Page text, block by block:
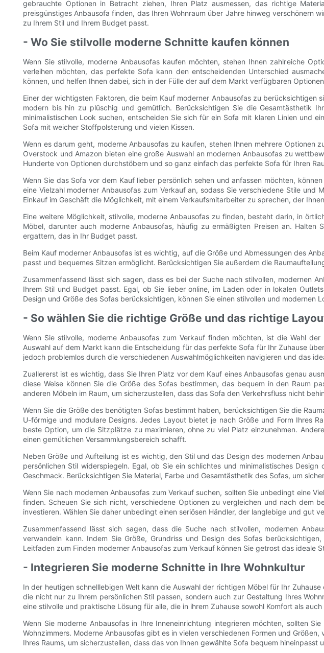
gebrauchte Optionen in Betracht ziehen, Ihren Platz ausmessen, das richtige
preisgünstiges Anbausofa finden, das Ihren Wohnraum über Jahre hinweg verschönern
zu Ihrem Stil und Ihrem Budget passt.
- Wo Sie stilvolle moderne Schnitte kaufen können
Wenn Sie stilvolle, moderne Anbausofas kaufen möchten, stehen Ihnen zahlreiche
verleihen möchten, das perfekte Sofa kann den entscheidenden Unterschied
können, und helfen Ihnen dabei, sich in der Fülle der auf dem Markt verfügbaren
Einer der wichtigsten Faktoren, die beim Kauf moderner Anbausofas zu
modern bis hin zu plüschig und gemütlich. Berücksichtigen Sie die Gesamtästhetik
minimalistischen Look suchen, entscheiden Sie sich für ein Sofa mit klaren Linien und
Sofa mit weicher Stoffpolsterung und vielen Kissen.
Wenn es darum geht, moderne Anbausofas zu kaufen, stehen Ihnen mehrere Optionen
Overstock und Amazon bieten eine große Auswahl an modernen Anbausofas zu
Hunderte von Optionen durchstöbern und so ganz einfach das perfekte Sofa für Ihren
Wenn Sie das Sofa vor dem Kauf lieber persönlich sehen und anfassen möchten,
eine Vielzahl moderner Anbausofas zum Verkauf an, sodass Sie verschiedene Stile
Einkauf im Geschäft die Möglichkeit, mit einem Verkaufsmitarbeiter zu sprechen, der
Eine weitere Möglichkeit, stilvolle, moderne Anbausofas zu finden, besteht darin, in
Möbel, darunter auch moderne Anbausofas, häufig zu ermäßigten Preisen an.
ergattern, das in Ihr Budget passt.
Beim Kauf moderner Anbausofas ist es wichtig, auf die Größe und Abmessungen des
passt und bequemes Sitzen ermöglicht. Berücksichtigen Sie außerdem die
Zusammenfassend lässt sich sagen, dass es bei der Suche nach stilvollen, modernen
Ihrem Stil und Budget passt. Egal, ob Sie lieber online, im Laden oder in lokalen
Design und Größe des Sofas berücksichtigen, können Sie einen stilvollen und modernen
- So wählen Sie die richtige Größe und das richtige
Wenn Sie stilvolle, moderne Anbausofas zum Verkauf finden möchten, ist die Wahl
Auswahl auf dem Markt kann die Entscheidung für das perfekte Sofa für Ihr Zuhause
jedoch problemlos durch die verschiedenen Auswahlmöglichkeiten navigieren und das
Zuallererst ist es wichtig, dass Sie Ihren Platz vor dem Kauf eines Anbausofas genau
diese Weise können Sie die Größe des Sofas bestimmen, das bequem in den Raum
anderen Möbeln im Raum, um sicherzustellen, dass das Sofa den Verkehrsfluss nicht
Wenn Sie die Größe des benötigten Sofas bestimmt haben, berücksichtigen Sie die
U-förmige und modulare Designs. Jedes Layout bietet je nach Größe und Form Ihres
beste Option, um die Sitzplätze zu maximieren, ohne zu viel Platz einzunehmen.
einen gemütlichen Versammlungsbereich schafft.
Neben Größe und Aufteilung ist es wichtig, den Stil und das Design des modernen
persönlichen Stil widerspiegeln. Egal, ob Sie ein schlichtes und minimalistisches
Geschmack. Berücksichtigen Sie Material, Farbe und Gesamtästhetik des Sofas, um
Wenn Sie nach modernen Anbausofas zum Verkauf suchen, sollten Sie unbedingt eine
finden. Scheuen Sie sich nicht, verschiedene Optionen zu vergleichen und nach dem
investieren. Wählen Sie daher unbedingt einen seriösen Händler, der langlebige und gut
Zusammenfassend lässt sich sagen, dass die Suche nach stilvollen, modernen
verwandeln kann. Indem Sie Größe, Grundriss und Design des Sofas
Leitfaden zum Finden moderner Anbausofas zum Verkauf können Sie getrost das
- Integrieren Sie moderne Schnitte in Ihre Wohnkultur
In der heutigen schnelllebigen Welt kann die Auswahl der richtigen Möbel für Ihr
die nicht nur zu Ihrem persönlichen Stil passen, sondern auch zur Gestaltung Ihres
eine stilvolle und praktische Lösung für alle, die in ihrem Zuhause sowohl Komfort als
Wenn Sie moderne Anbausofas in Ihre Inneneinrichtung integrieren möchten, sollten
Wohnzimmers. Moderne Anbausofas gibt es in vielen verschiedenen Formen und
Ihres Raums, um sicherzustellen, dass das von Ihnen gewählte Sofa bequem